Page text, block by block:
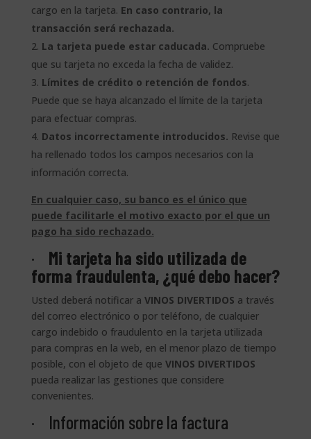
cargo en la tarjeta. En caso contrario, la
transacción será rechazada.
La tarjeta puede estar caducada. Compruebe
que su tarjeta no exceda la fecha de validez.
Límites de crédito o retención de fondos.
Puede que se haya alcanzado el límite de la tarjeta
para efectuar compras.
Datos incorrectamente introducidos. Revise que
ha rellenado todos los campos necesarios con la
información correcta.
En cualquier caso, su banco es el único que
puede facilitarle el motivo exacto por el que un
pago ha sido rechazado.
· Mi tarjeta ha sido utilizada de
forma fraudulenta, ¿qué debo hacer?
Usted deberá notificar a VINOS DIVERTIDOS a través
del correo electrónico o por teléfono, de cualquier
cargo indebido o fraudulento en la tarjeta utilizada
para compras en la web, en el menor plazo de tiempo
posible, con el objeto de que VINOS DIVERTIDOS
pueda realizar las gestiones que considere
convenientes.
· Información sobre la factura